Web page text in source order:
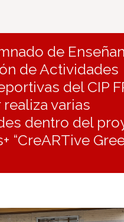
de
de Actividades
del CIP
varias
dentro del
“CreARTive